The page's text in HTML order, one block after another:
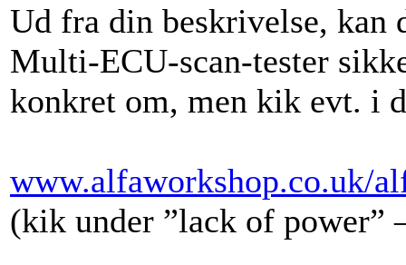
Ud fra din beskrivelse, kan
Multi-ECU-scan-tester
konkret om, men kik evt. i
www.alfaworkshop.co.uk/
(kik under ”lack of power”